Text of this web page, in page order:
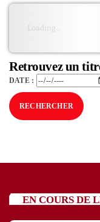
août 2025
Catégories
Non catégorisé
Loading...
Retrouvez un
DATE :
EN COURS DE